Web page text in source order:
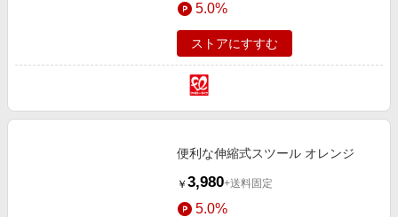
5.0%
ストアにすすむ
便利な伸縮式スツール オレンジ
￥ 3,980+送料固定
5.0%